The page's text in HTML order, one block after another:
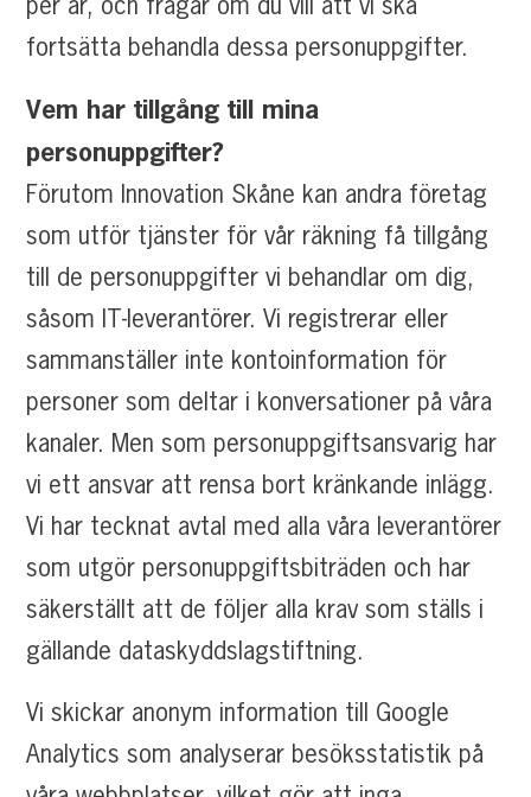
fortsätta behandla dessa personuppgifter.
Vem har tillgång till mina
personuppgifter?
Förutom Innovation Skåne kan andra företag
som utför tjänster för vår räkning få tillgång
till de personuppgifter vi behandlar om dig,
såsom IT-leverantörer. Vi registrerar eller
sammanställer inte kontoinformation för
personer som deltar i konversationer på våra
kanaler. Men som personuppgiftsansvarig har
vi ett ansvar att rensa bort kränkande inlägg.
Vi har tecknat avtal med alla våra leverantörer
som utgör personuppgiftsbiträden och har
säkerställt att de följer alla krav som ställs i
gällande dataskyddslagstiftning.
Vi skickar anonym information till Google
Analytics som analyserar besöksstatistik på